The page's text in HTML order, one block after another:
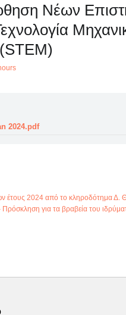
Νέων
2024.pdf
έτους 2024 από το κληροδότημα Δ.
για τα βραβεία του